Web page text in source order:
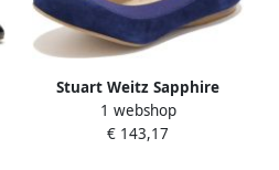
Stuart Weitz Sapphire
Suede Ballerina Flats
Schoenen
1 webshop
€ 143,17